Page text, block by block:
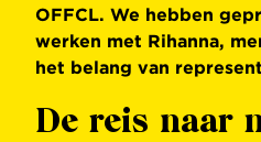
OFFCL. We hebben
werken met Rihanna,
het belang van
De reis naar